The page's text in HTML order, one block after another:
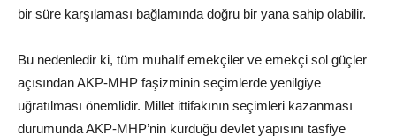
bir süre karşılaması bağlamında doğru bir yana sahip olabilir.
Bu nedenledir ki, tüm muhalif emekçiler ve emekçi sol güçler
açısından AKP-MHP faşizminin seçimlerde yenilgiye
uğratılması önemlidir. Millet ittifakının seçimleri kazanması
durumunda AKP-MHP’nin kurduğu devlet yapısını tasfiye